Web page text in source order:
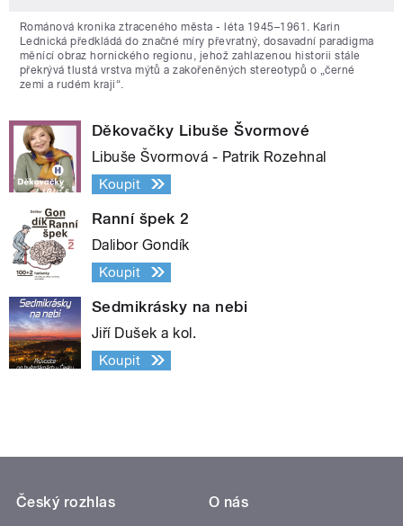
Románová kronika ztraceného města - léta 1945–1961. Karin
Lednická předkládá do značné míry převratný, dosavadní paradigma
měnící obraz hornického regionu, jehož zahlazenou historii stále
překrývá tlustá vrstva mýtů a zakořeněných stereotypů o „černé
zemi a rudém kraji“.
Děkovačky Libuše Švormové
Libuše Švormová - Patrik Rozehnal
Koupit
Ranní špek 2
Dalibor Gondík
Koupit
Sedmikrásky na nebi
Jiří Dušek a kol.
Koupit
Český rozhlas
O nás